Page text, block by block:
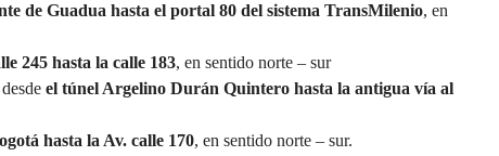
de Guadua hasta el portal 80 del sistema TransMilenio, en
245 hasta la calle 183, en sentido norte – sur
desde el túnel Argelino Durán Quintero hasta la antigua vía al
hasta la Av. calle 170, en sentido norte – sur.